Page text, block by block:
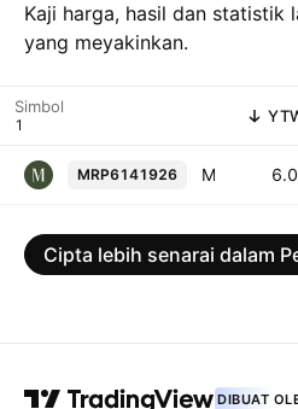
Kaji harga, hasil dan statistik
yang meyakinkan.
Simbol
MRP6141926
Cipta lebih senarai dalam
DIBUAT